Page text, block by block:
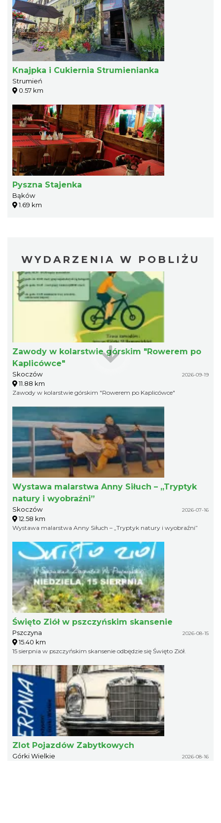
Knajpka i Cukiernia Strumienianka
Strumień
0.57 km
Pyszna Stajenka
Bąków
1.69 km
WYDARZENIA W POBLIŻU
Zawody w kolarstwie górskim "Rowerem po
Kaplicówce"
Skoczów 2026-09-19
11.88 km
Zawody w kolarstwie górskim "Rowerem po Kaplicówce"
Wystawa malarstwa Anny Siłuch – „Tryptyk
natury i wyobraźni”
Skoczów 2026-07-16
12.58 km
Wystawa malarstwa Anny Siłuch – „Tryptyk natury i wyobraźni”
Święto Ziół w pszczyńskim skansenie
Pszczyna 2026-08-15
15.40 km
15 sierpnia w pszczyńskim skansenie odbędzie się Święto Ziół.
Zlot Pojazdów Zabytkowych
Górki Wielkie 2026-08-16